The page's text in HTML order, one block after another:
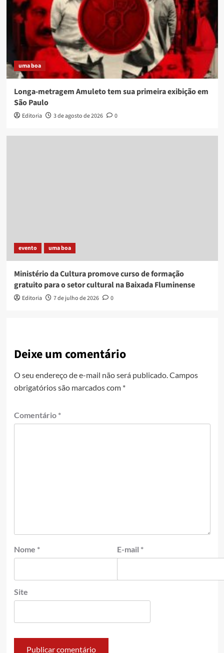
uma boa
Longa-metragem Amuleto tem sua primeira exibição em
São Paulo
Editoria 3 de agosto de 2026 0
evento uma boa
Ministério da Cultura promove curso de formação
gratuito para o setor cultural na Baixada Fluminense
Editoria 7 de julho de 2026 0
Deixe um comentário
O seu endereço de e-mail não será publicado.Campos
obrigatórios são marcados com *
Comentário *
Nome * E-mail *
Site